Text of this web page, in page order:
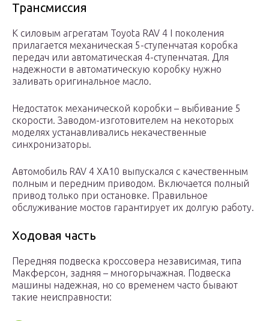
Трансмиссия
К силовым агрегатам Toyota RAV 4 I поколения
прилагается механическая 5-ступенчатая коробка
передач или автоматическая 4-ступенчатая. Для
надежности в автоматическую коробку нужно
заливать оригинальное масло.
Недостаток механической коробки – выбивание 5
скорости. Заводом-изготовителем на некоторых
моделях устанавливались некачественные
синхронизаторы.
Автомобиль RAV 4 XA10 выпускался с качественным
полным и передним приводом. Включается полный
привод только при остановке. Правильное
обслуживание мостов гарантирует их долгую работу.
Ходовая часть
Передняя подвеска кроссовера независимая, типа
Макферсон, задняя – многорычажная. Подвеска
машины надежная, но со временем часто бывают
такие неисправности: